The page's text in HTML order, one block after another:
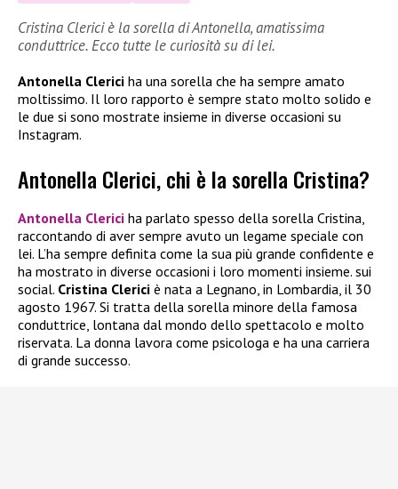
Cristina Clerici è la sorella di Antonella, amatissima
conduttrice. Ecco tutte le curiosità su di lei.
Antonella Clerici ha una sorella che ha sempre amato
moltissimo. Il loro rapporto è sempre stato molto solido e
le due si sono mostrate insieme in diverse occasioni su
Instagram.
Antonella Clerici, chi è la sorella Cristina?
Antonella Clerici ha parlato spesso della sorella Cristina,
raccontando di aver sempre avuto un legame speciale con
lei. L’ha sempre definita come la sua più grande confidente e
ha mostrato in diverse occasioni i loro momenti insieme. sui
social. Cristina Clerici è nata a Legnano, in Lombardia, il 30
agosto 1967. Si tratta della sorella minore della famosa
conduttrice, lontana dal mondo dello spettacolo e molto
riservata. La donna lavora come psicologa e ha una carriera
di grande successo.